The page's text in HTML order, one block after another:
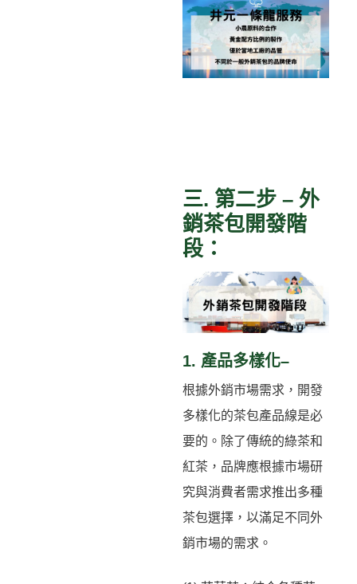
三. 第二步 – 外
銷茶包開發階
段：
1. 產品多樣化–
根據外銷市場需求，開發
多樣化的茶包產品線是必
要的。除了傳統的綠茶和
紅茶，品牌應根據市場研
究與消費者需求推出多種
茶包選擇，以滿足不同外
銷市場的需求。